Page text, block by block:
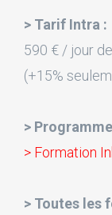
> Tarif Intra :
590 € / jour
(+15%
>
> Formation
> Toutes les